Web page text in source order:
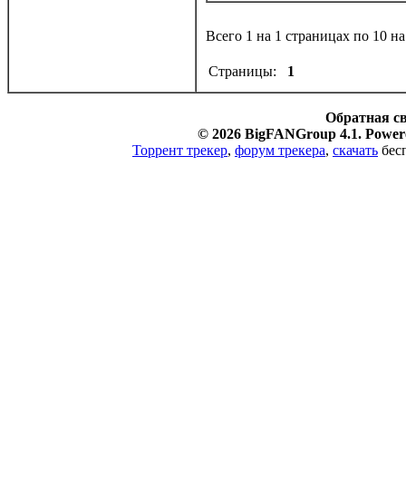
Всего 1 на 1 страницах по 10
Страницы: 1
Обратная
© 2026 BigFANGroup 4.1.
Торрент трекер, форум трекера, скачать